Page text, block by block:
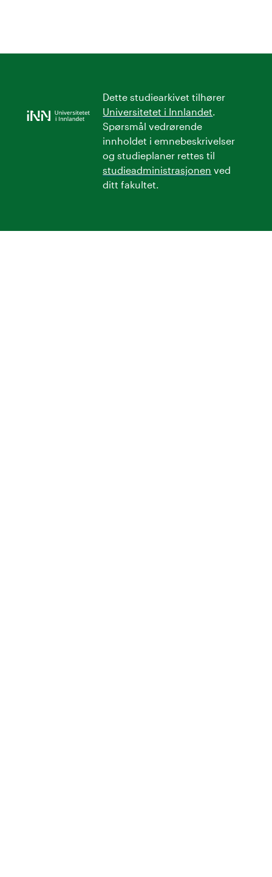
Dette studiearkivet tilhører
Universitetet i Innlandet
Spørsmål vedrørende
innholdet i emnebeskrivelser
og studieplaner rettes til
studieadministrasjonen ved
ditt fakultet.